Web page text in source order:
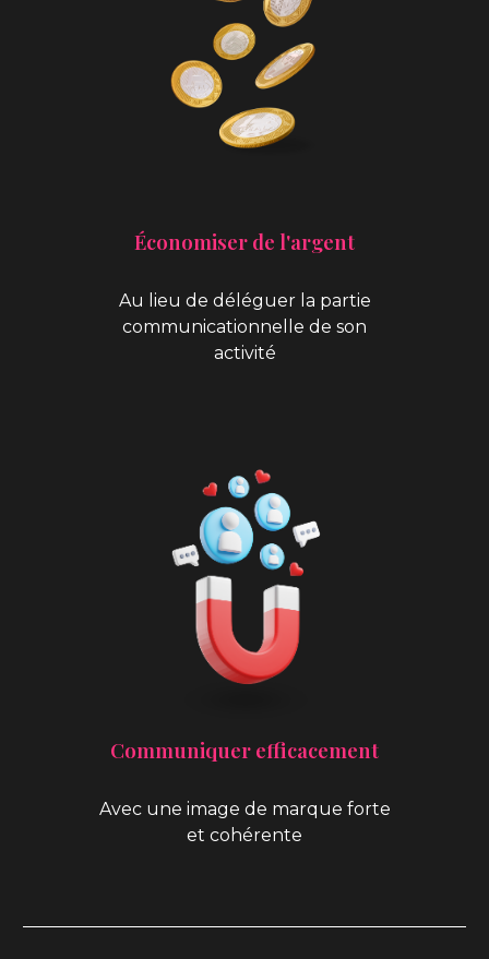
Économiser de l'argent
Au lieu de déléguer la partie
communicationnelle de son
activité
Communiquer efficacement
Avec une image de marque forte
et cohérente